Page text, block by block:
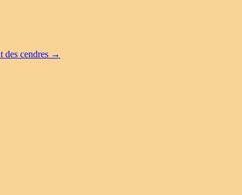
cendres →